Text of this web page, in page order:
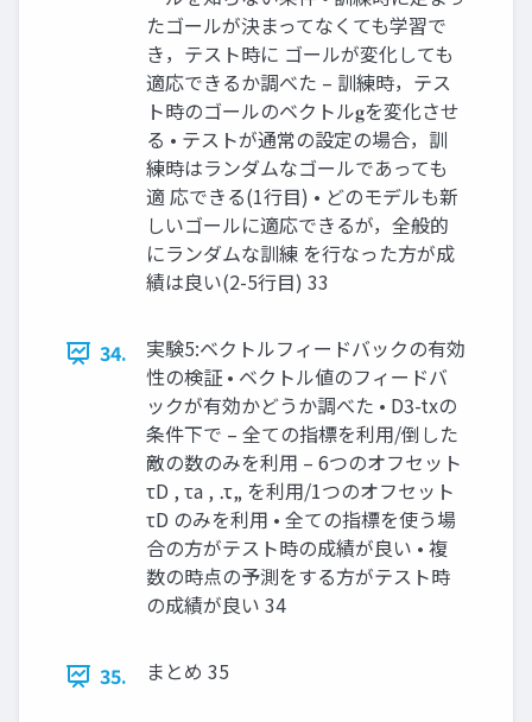
たゴールが決まってなくても学習で
き，テスト時に ゴールが変化しても
適応できるか調べた – 訓練時，テス
ト時のゴールのベクトル𝐠を変化させ
る • テストが通常の設定の場合，訓
練時はランダムなゴールであっても
適 応できる(1⾏⽬) • どのモデルも新
しいゴールに適応できるが，全般的
にランダムな訓練 を⾏なった⽅が成
績は良い(2-5⾏⽬) 33
34.
実験5:ベクトルフィードバックの有効
性の検証 • ベクトル値のフィードバ
ックが有効かどうか調べた • D3-txの
条件下で – 全ての指標を利⽤/倒した
敵の数のみを利⽤ – 6つのオフセット
τD , τa , ⋯ τ„ を利⽤/1つのオフセット
τD のみを利⽤ • 全ての指標を使う場
合の⽅がテスト時の成績が良い • 複
数の時点の予測をする⽅がテスト時
の成績が良い 34
35. まとめ 35